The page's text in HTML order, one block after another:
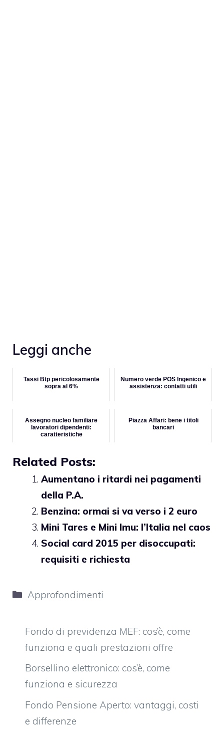
Leggi anche
Tassi Btp pericolosamente
sopra al 6%
Numero verde POS Ingenico e
assistenza: contatti utili
Assegno nucleo familiare
lavoratori dipendenti:
caratteristiche
Piazza Affari: bene i titoli
bancari
Related Posts:
Aumentano i ritardi nei pagamenti
della P.A.
Benzina: ormai si va verso i 2 euro
Mini Tares e Mini Imu: l’Italia nel caos
Social card 2015 per disoccupati:
requisiti e richiesta
Categorie
Approfondimenti
Fondo di previdenza MEF: cos’è, come
funziona e quali prestazioni offre
Borsellino elettronico: cos’è, come
funziona e sicurezza
Fondo Pensione Aperto: vantaggi, costi
e differenze